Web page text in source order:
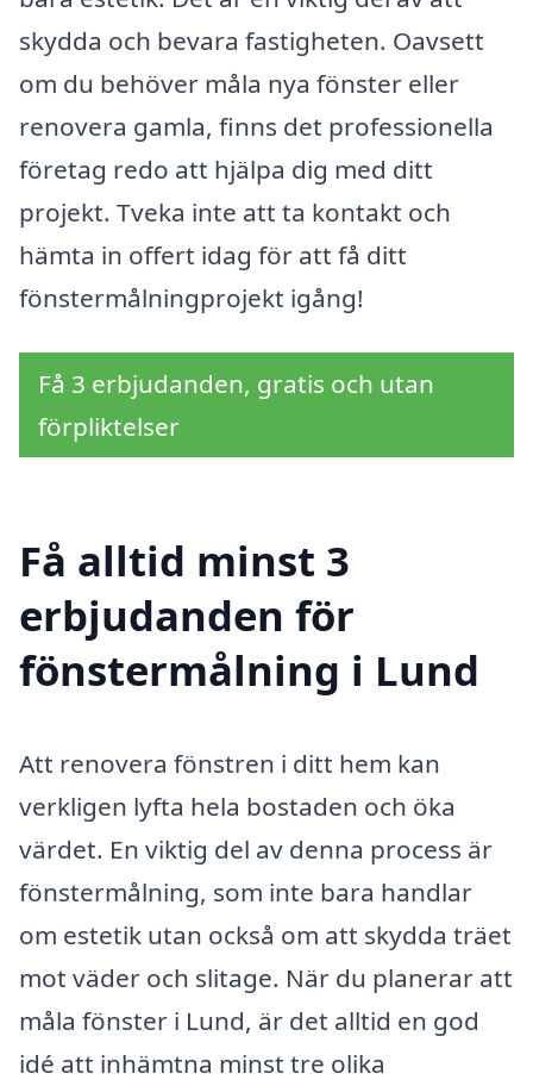
skydda och bevara fastigheten. Oavsett
om du behöver måla nya fönster eller
renovera gamla, finns det professionella
företag redo att hjälpa dig med ditt
projekt. Tveka inte att ta kontakt och
hämta in offert idag för att få ditt
fönstermålningprojekt igång!
Få 3 erbjudanden, gratis och utan
förpliktelser
Få alltid minst 3
erbjudanden för
fönstermålning i Lund
Att renovera fönstren i ditt hem kan
verkligen lyfta hela bostaden och öka
värdet. En viktig del av denna process är
fönstermålning, som inte bara handlar
om estetik utan också om att skydda träet
mot väder och slitage. När du planerar att
måla fönster i Lund, är det alltid en god
idé att inhämtna minst tre olika